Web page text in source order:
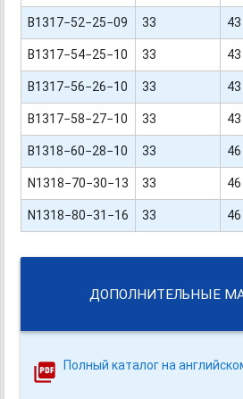
B1317−52−25−09
33 43
B1317−54−25−10
33 43
B1317−56−26−10
33 43
B1317−58−27−10
33 43
B1318−60−28−10
33 46
N1318−70−30−13
33 46
N1318−80−31−16
33 46
ДОПОЛНИТЕЛЬНЫЕ
Полный каталог на